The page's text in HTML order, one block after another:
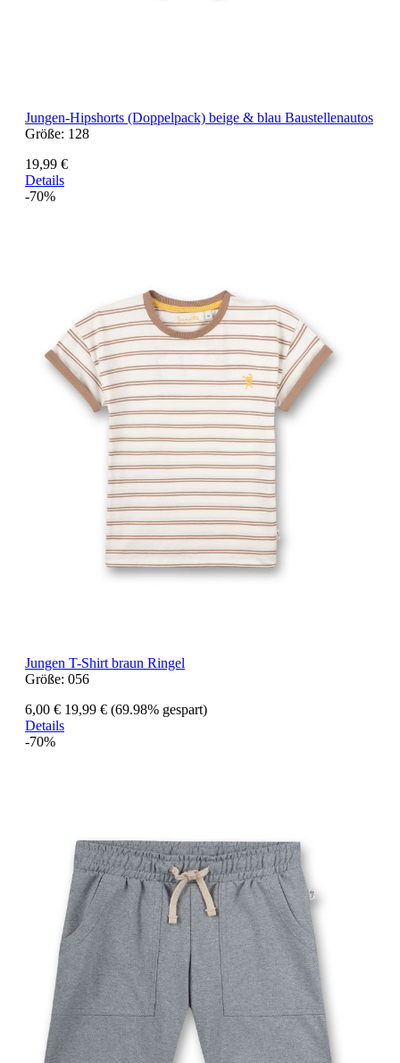
Jungen-Hipshorts (Doppelpack) beige & blau Baustellenautos
Größe: 128
19,99 €
Details
-70%
Jungen T-Shirt braun Ringel
Größe: 056
6,00 € 19,99 € (69.98% gespart)
Details
-70%